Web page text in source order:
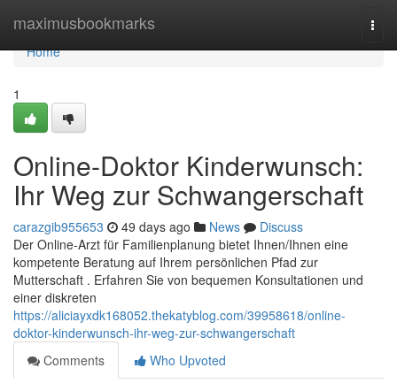
maximusbookmarks
Home
Home
1
Online-Doktor Kinderwunsch:
Ihr Weg zur Schwangerschaft
carazgib955653 49 days ago News
Discuss
Der Online-Arzt für Familienplanung bietet Ihnen/Ihnen eine
kompetente Beratung auf Ihrem persönlichen Pfad zur
Mutterschaft . Erfahren Sie von bequemen Konsultationen und
einer diskreten
https://aliciayxdk168052.thekatyblog.com/39958618/online-
doktor-kinderwunsch-ihr-weg-zur-schwangerschaft
Comments
Who Upvoted